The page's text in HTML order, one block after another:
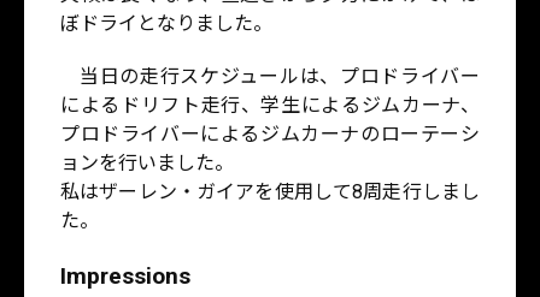
ぼドライとなりました。
当日の走行スケジュールは、プロドライバー
によるドリフト走行、学生によるジムカーナ、
プロドライバーによるジムカーナのローテーシ
ョンを行いました。
私はザーレン・ガイアを使用して8周走行しまし
た。
Impressions